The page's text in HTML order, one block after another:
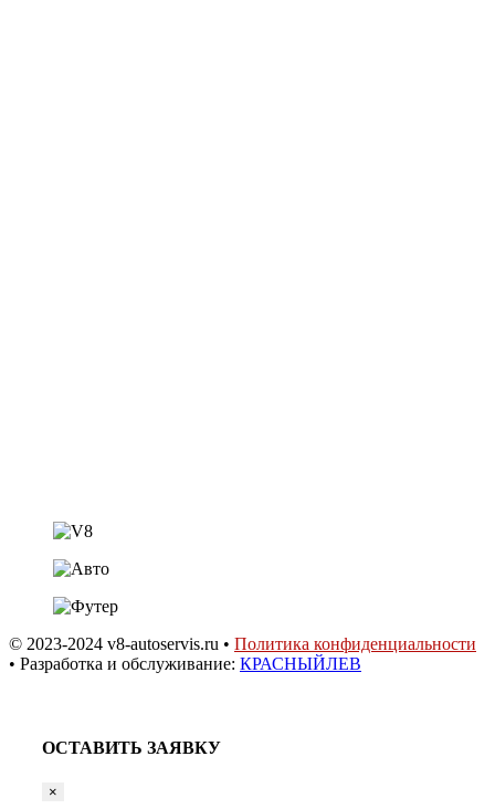
© 2023-2024 v8-autoservis.ru • Политика конфиденциальности
• Разработка и обслуживание: КРАСНЫЙЛЕВ
ОСТАВИТЬ ЗАЯВКУ
×